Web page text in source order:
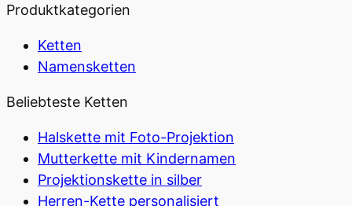
Produktkategorien
Ketten
Namensketten
Beliebteste Ketten
Halskette mit Foto-Projektion
Mutterkette mit Kindernamen
Projektionskette in silber
Herren-Kette personalisiert